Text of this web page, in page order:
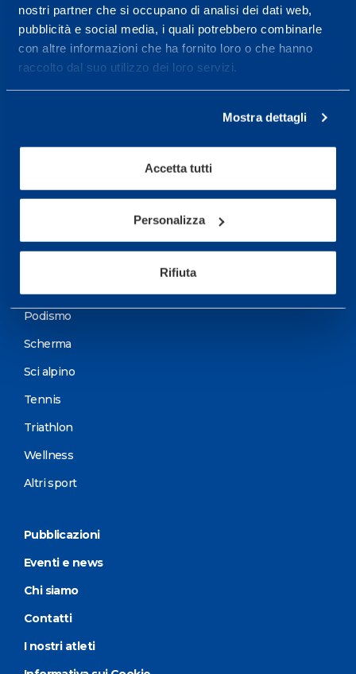
nostri partner che si occupano di analisi dei dati web,
pubblicità e social media, i quali potrebbero combinarle
con altre informazioni che ha fornito loro o che hanno
raccolto dal suo utilizzo dei loro servizi.
Mostra dettagli
Accetta tutti
Personalizza
Rifiuta
Servizi
Servizi Medici
Test di valutazione
Podismo
Scherma
Sci alpino
Tennis
Triathlon
Wellness
Altri sport
Pubblicazioni
Eventi e news
Chi siamo
Contatti
I nostri atleti